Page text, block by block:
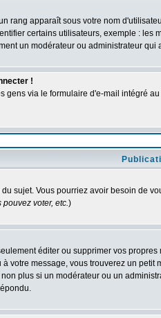
rang apparaît sous votre nom
certains utilisateurs, exemple :
un modérateur ou administrateur
!
via le formulaire d'e-mail intégré
sujet. Vous pourriez avoir besoin de
voter, etc.)
éditer ou supprimer vos
votre message, vous trouverez un
plus si un modérateur ou un